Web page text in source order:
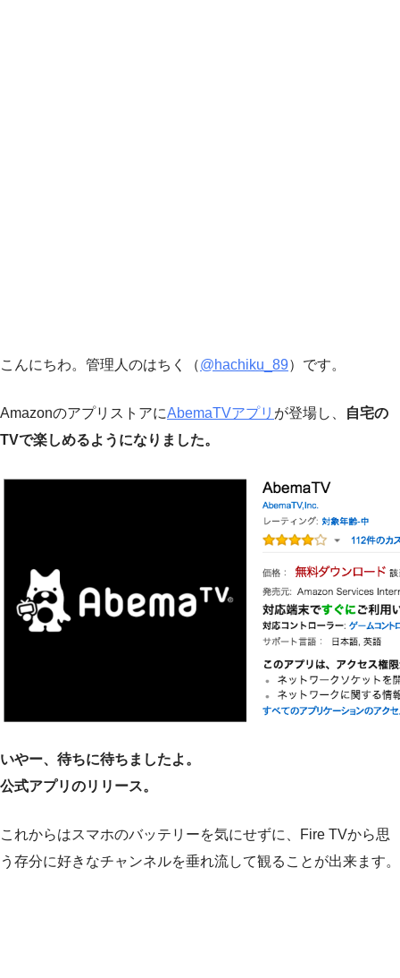
こんにちわ。管理人のはちく（@hachiku_89）です。
AmazonのアプリストアにAbemaTVアプリ が登場し、
自宅の
TVで楽しめるようになりました。
いやー、待ちに待ちましたよ。
公式アプリのリリース。
これからはスマホのバッテリーを気にせずに、Fire TVから思
う存分に好きなチャンネルを垂れ流して観ることが出来ます。